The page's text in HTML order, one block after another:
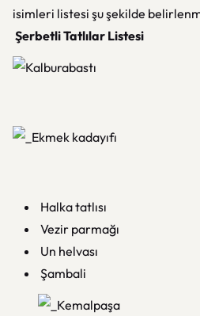
isimleri listesi şu şekilde
Şerbetli Tatlılar Listesi
Ekmek
Halka tatlısı
Vezir parmağı
Un helvası
Şambali